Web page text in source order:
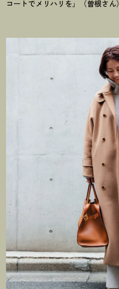
コートでメリハリを」（曽根さん）